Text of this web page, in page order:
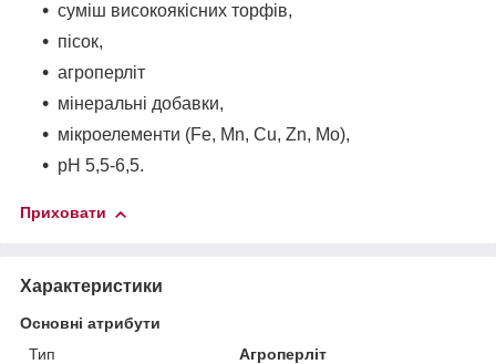
суміш високоякісних торфів,
пісок,
агроперліт
мінеральні добавки,
мікроелементи (Fe, Mn, Cu, Zn, Mo),
рН 5,5-6,5.
Приховати
Характеристики
Основні атрибути
Тип
Агроперліт